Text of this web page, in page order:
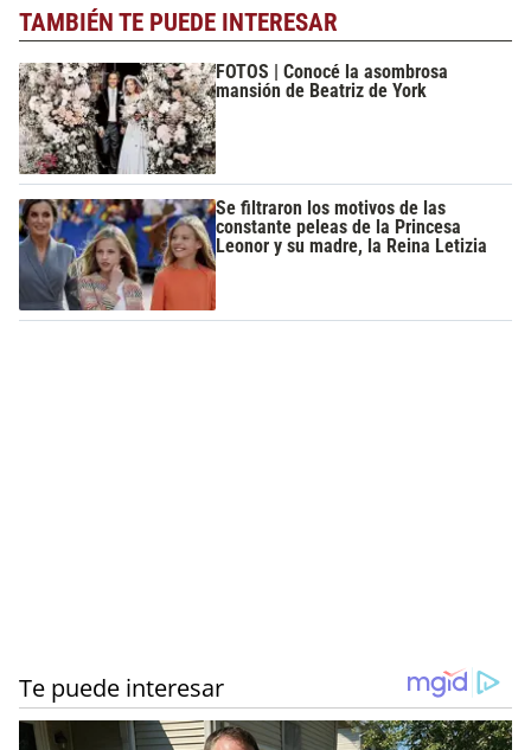
TAMBIÉN TE PUEDE INTERESAR
FOTOS | Conocé la asombrosa
mansión de Beatriz de York
Se filtraron los motivos de las
constante peleas de la Princesa
Leonor y su madre, la Reina Letizia